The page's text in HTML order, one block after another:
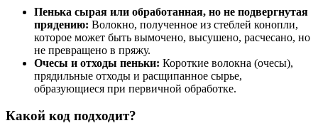
Пенька сырая или обработанная, но не подвергнутая
прядению: Волокно, полученное из стеблей конопли,
которое может быть вымочено, высушено, расчесано, но
не превращено в пряжу.
Очесы и отходы пеньки: Короткие волокна (очесы),
прядильные отходы и расщипанное сырье,
образующиеся при первичной обработке.
Какой код подходит?